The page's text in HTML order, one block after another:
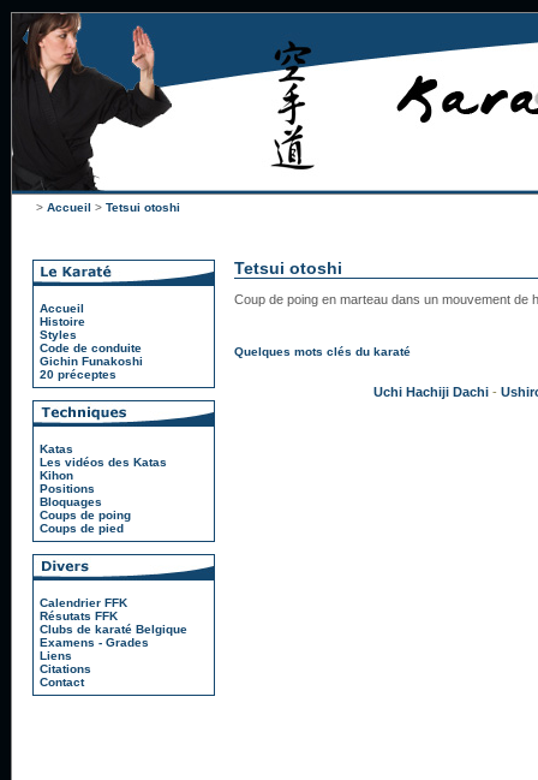
> Accueil > Tetsui otoshi
Accueil
Histoire
Styles
Code de conduite
Gichin Funakoshi
20 préceptes
Katas
Les vidéos des Katas
Kihon
Positions
Bloquages
Coups de poing
Coups de pied
Calendrier FFK
Résutats FFK
Clubs de karaté Belgique
Examens - Grades
Liens
Citations
Contact
Tetsui otoshi
Coup de poing en marteau dans un mouvement
Quelques mots clés du karaté
Uchi Hachiji Dachi-